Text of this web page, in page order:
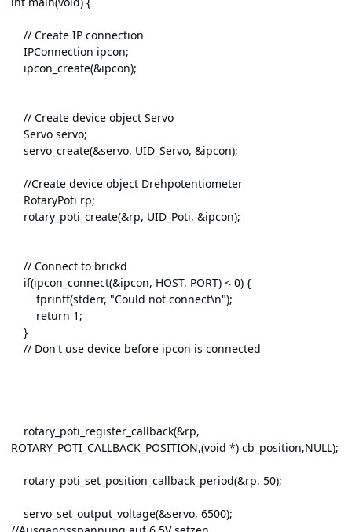
// Create IP connection
IPConnection ipcon;
ipcon_create(&ipcon);
// Create device object Servo
Servo servo;
servo_create(&servo, UID_Servo, &ipcon);
//Create device object Drehpotentiometer
RotaryPoti rp;
rotary_poti_create(&rp, UID_Poti, &ipcon);
// Connect to brickd
if(ipcon_connect(&ipcon, HOST, PORT) < 0) {
fprintf(stderr, "Could not connect\n");
return 1;
}
// Don't use device before ipcon is connected
rotary_poti_register_callback(&rp,
ROTARY_POTI_CALLBACK_POSITION,(void *) cb_position,NULL);
rotary_poti_set_position_callback_period(&rp, 50);
servo_set_output_voltage(&servo, 6500);